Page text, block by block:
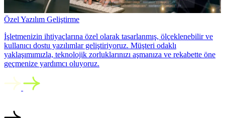
Özel Yazılım Geliştirme
İşletmenizin ihtiyaçlarına özel olarak tasarlanmış, ölçeklenebilir ve
kullanıcı dostu yazılımlar geliştiriyoruz. Müşteri odaklı
yaklaşımımızla, teknolojik zorluklarınızı aşmanıza ve rekabette öne
geçmenize yardımcı oluyoruz.